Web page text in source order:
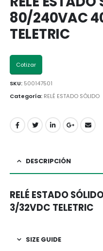
80/240VAC
TELETRIC
Cotizar
SKU: 500147501
Categoría: RELÉ ESTADO SÓLIDO
DESCRIPCIÓN
RELÉ ESTADO
3/32VDC TELETRIC
SIZE GUIDE